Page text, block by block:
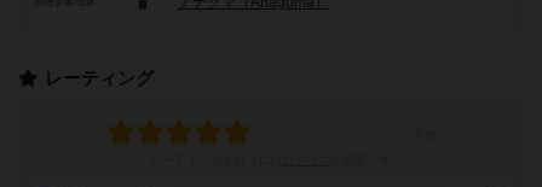
レーティング